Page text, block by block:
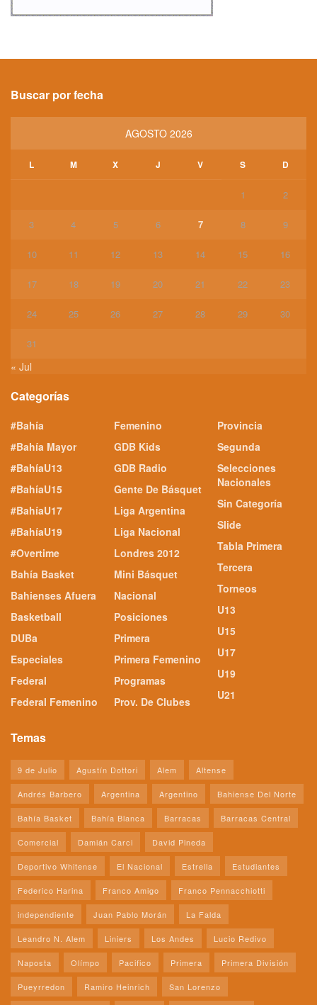
Buscar por fecha
AGOSTO 2026
L M X J V S D
1 2
3 4 5 6 7 8 9
10 11 12 13 14 15 16
17 18 19 20 21 22 23
24 25 26 27 28 29 30
31
« Jul
Categorías
#Bahía
#Bahía Mayor
#BahíaU13
#BahíaU15
#BahíaU17
#BahíaU19
#Overtime
Bahía Basket
Bahienses Afuera
Basketball
DUBa
Especiales
Federal
Federal Femenino
Femenino
GDB Kids
GDB Radio
Gente De Básquet
Liga Argentina
Liga Nacional
Londres 2012
Mini Básquet
Nacional
Posiciones
Primera
Primera Femenino
Programas
Prov. De Clubes
Provincia
Segunda
Selecciones
Nacionales
Sin Categoría
Slide
Tabla Primera
Tercera
Torneos
U13
U15
U17
U19
U21
Temas
9 de Julio Agustín Dottori Alem Altense
Andrés Barbero Argentina Argentino Bahiense Del Norte
Bahía Basket Bahía Blanca Barracas Barracas Central
Comercial Damián Carci David Pineda
Deportivo Whitense El Nacional Estrella Estudiantes
Federico Harina Franco Amigo Franco Pennacchiotti
independiente Juan Pablo Morán La Falda
Leandro N. Alem Liniers Los Andes Lucio Redivo
Naposta Olímpo Pacifico Primera Primera División
Pueyrredon Ramiro Heinrich San Lorenzo